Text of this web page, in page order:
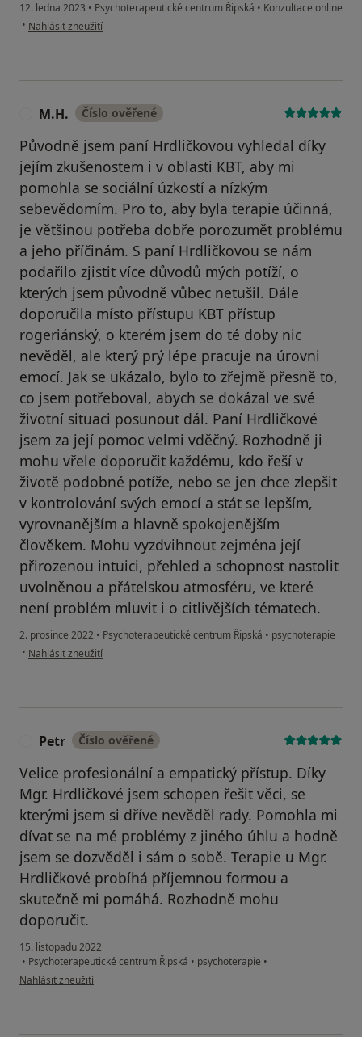
12. ledna 2023 • Psychoterapeutické centrum Řipská • Konzultace online
• podle názoru uživatele LM
Nahlásit zneužití
M.H. Číslo ověřené
Původně jsem paní Hrdličkovou vyhledal díky
jejím zkušenostem i v oblasti KBT, aby mi
pomohla se sociální úzkostí a nízkým
sebevědomím. Pro to, aby byla terapie účinná,
je většinou potřeba dobře porozumět problému
a jeho příčinám. S paní Hrdličkovou se nám
podařilo zjistit více důvodů mých potíží, o
kterých jsem původně vůbec netušil. Dále
doporučila místo přístupu KBT přístup
rogeriánský, o kterém jsem do té doby nic
nevěděl, ale který prý lépe pracuje na úrovni
emocí. Jak se ukázalo, bylo to zřejmě přesně to,
co jsem potřeboval, abych se dokázal ve své
životní situaci posunout dál. Paní Hrdličkové
jsem za její pomoc velmi vděčný. Rozhodně ji
mohu vřele doporučit každému, kdo řeší v
životě podobné potíže, nebo se jen chce zlepšit
v kontrolování svých emocí a stát se lepším,
vyrovnanějším a hlavně spokojenějším
člověkem. Mohu vyzdvihnout zejména její
přirozenou intuici, přehled a schopnost nastolit
uvolněnou a přátelskou atmosféru, ve které
není problém mluvit i o citlivějších tématech.
2. prosince 2022 • Psychoterapeutické centrum Řipská • psychoterapie
• podle názoru uživatele M.H.
Nahlásit zneužití
Petr Číslo ověřené
Velice profesionální a empatický přístup. Díky
Mgr. Hrdličkové jsem schopen řešit věci, se
kterými jsem si dříve nevěděl rady. Pomohla mi
dívat se na mé problémy z jiného úhlu a hodně
jsem se dozvěděl i sám o sobě. Terapie u Mgr.
Hrdličkové probíhá příjemnou formou a
skutečně mi pomáhá. Rozhodně mohu
doporučit.
15. listopadu 2022
• Psychoterapeutické centrum Řipská • psychoterapie •
podle názoru uživatele Petr
Nahlásit zneužití